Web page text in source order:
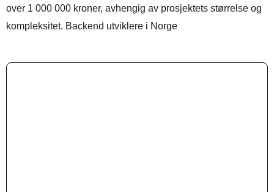
over 1 000 000 kroner, avhengig av prosjektets størrelse og
kompleksitet. Backend utviklere i Norge
enhetsdata. Å nekte samtykke kan begrense enkelte
funksjoner.